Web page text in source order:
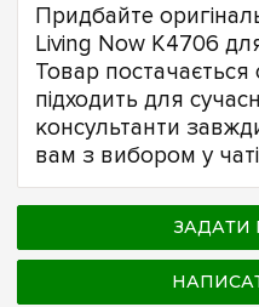
Придбайте
Living Now K4706
Товар постачається
підходить для
консультанти
вам з вибором у
ЗАДАТИ